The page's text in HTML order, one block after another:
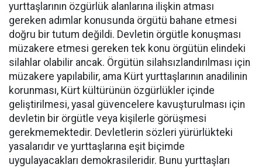
yurttaşlarının özgürlük alanlarına ilişkin atması
gereken adımlar konusunda örgütü bahane etmesi
doğru bir tutum değildi. Devletin örgütle konuşması
müzakere etmesi gereken tek konu örgütün elindeki
silahlar olabilir ancak. Örgütün silahsızlandırılması için
müzakere yapılabilir, ama Kürt yurttaşlarının anadilinin
korunması, Kürt kültürünün özgürlükler içinde
geliştirilmesi, yasal güvencelere kavuşturulması için
devletin bir örgütle veya kişilerle görüşmesi
gerekmemektedir. Devletlerin sözleri yürürlükteki
yasalarıdır ve yurttaşlarına eşit biçimde
uygulayacakları demokrasileridir. Bunu yurttaşları